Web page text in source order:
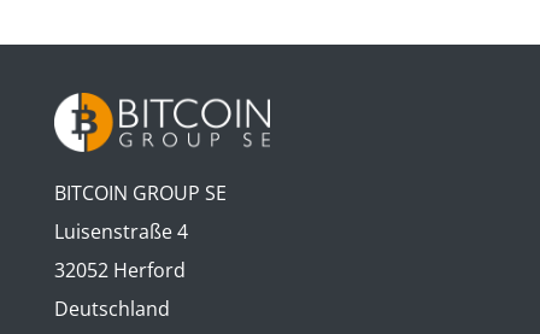
BITCOIN GROUP SE
Luisenstraße 4
32052 Herford
Deutschland